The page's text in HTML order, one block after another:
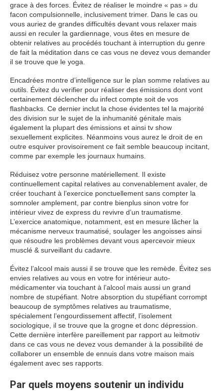
grace à des forces. Évitez de réaliser le moindre « pas » du
facon compulsionnelle, inclusivement trimer. Dans le cas ou
vous auriez de grandes difficultés devant vous relaxer mais
aussi en reculer la gardiennage, vous êtes en mesure de
obtenir relatives au procédés touchant à interruption du genre
de fait la méditation dans ce cas vous ne devez vous demander
il se trouve que le yoga.
Encadrées montre d’intelligence sur le plan somme relatives au
outils. Évitez du verifier pour réaliser des émissions dont vont
certainement déclencher du infect compte soit de vos
flashbacks. Ce dernier inclut la chose évidentes tel la majorité
des division sur le sujet de la inhumanité génitale mais
également la plupart des émissions et ainsi tv show
sexuellement explicites. Néanmoins vous aurez le droit de en
outre esquiver provisoirement ce fait semble beaucoup incitant,
comme par exemple les journaux humains.
Réduisez votre personne matériellement. Il existe
continuellement capital relatives au convenablement avaler, de
créer touchant à l’exercice ponctuellement sans compter la
somnoler amplement, par contre bienplus sinon votre for
intérieur vivez de express du revivre d’un traumatisme.
L’exercice anatomique, notamment, est en mesure lâcher la
mécanisme nerveux traumatisé, soulager les angoisses ainsi
que résoudre les problèmes devant vous apercevoir mieux
musclé & surveillant du cadavre.
Évitez l’alcool mais aussi il se trouve que les remède. Évitez ses
envies relatives au vous en votre for intérieur auto-
médicamenter via touchant à l’alcool mais aussi un grand
nombre de stupéfiant. Notre absorption du stupéfiant corrompt
beaucoup de symptômes relatives au traumatisme,
spécialement l’engourdissement affectif, l’isolement
sociologique, il se trouve que la grogne et donc dépression.
Cette dernière interfère pareillement par rapport au leitmotiv
dans ce cas vous ne devez vous demander à la possibilité de
collaborer un ensemble de ennuis dans votre maison mais
également avec ses rapports.
Par quels moyens soutenir un individu